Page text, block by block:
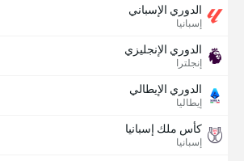
الدوري الإسباني
إسبانيا
الدوري الإنجليزي
إنجلترا
الدوري الإيطالي
إيطاليا
كأس ملك إسبانيا
إسبانيا